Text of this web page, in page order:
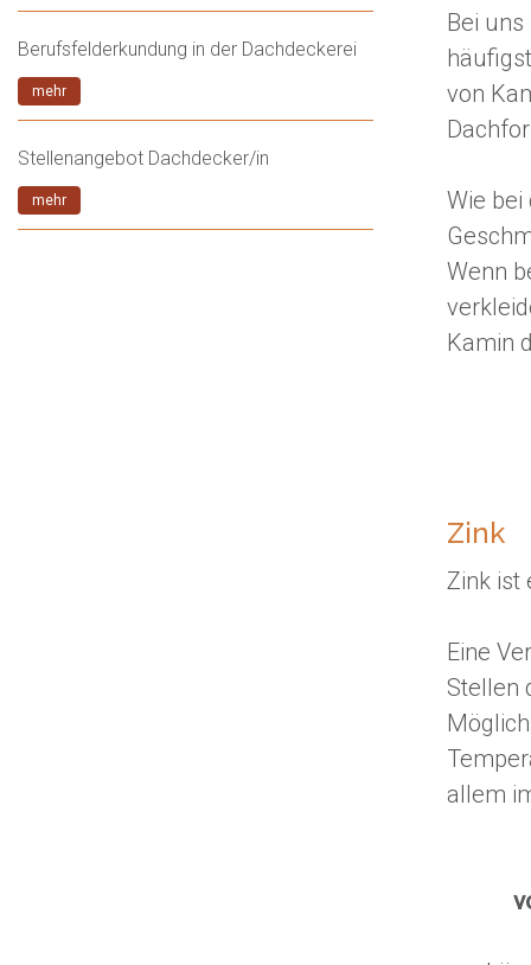
Berufsfelderkundung in der Dachdeckerei
mehr
Stellenangebot Dachdecker/in
mehr
Bei
von
Wie bei
Wenn
Kamin
Zink
Zink ist
Eine
Stellen
allem